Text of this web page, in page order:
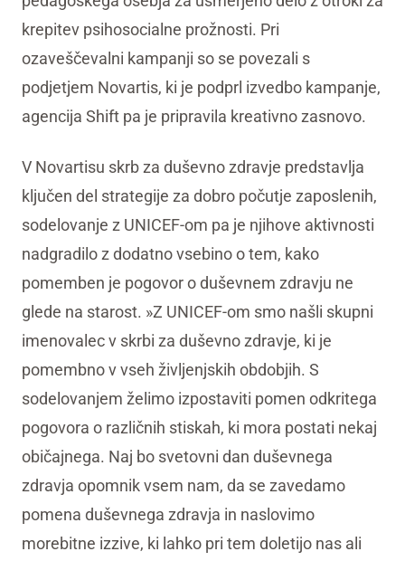
krepitev psihosocialne prožnosti. Pri
ozaveščevalni kampanji so se povezali s
podjetjem Novartis, ki je podprl izvedbo kampanje,
agencija Shift pa je pripravila kreativno zasnovo.
V Novartisu skrb za duševno zdravje predstavlja
ključen del strategije za dobro počutje zaposlenih,
sodelovanje z UNICEF-om pa je njihove aktivnosti
nadgradilo z dodatno vsebino o tem, kako
pomemben je pogovor o duševnem zdravju ne
glede na starost. »Z UNICEF-om smo našli skupni
imenovalec v skrbi za duševno zdravje, ki je
pomembno v vseh življenjskih obdobjih. S
sodelovanjem želimo izpostaviti pomen odkritega
pogovora o različnih stiskah, ki mora postati nekaj
običajnega. Naj bo svetovni dan duševnega
zdravja opomnik vsem nam, da se zavedamo
pomena duševnega zdravja in naslovimo
morebitne izzive, ki lahko pri tem doletijo nas ali